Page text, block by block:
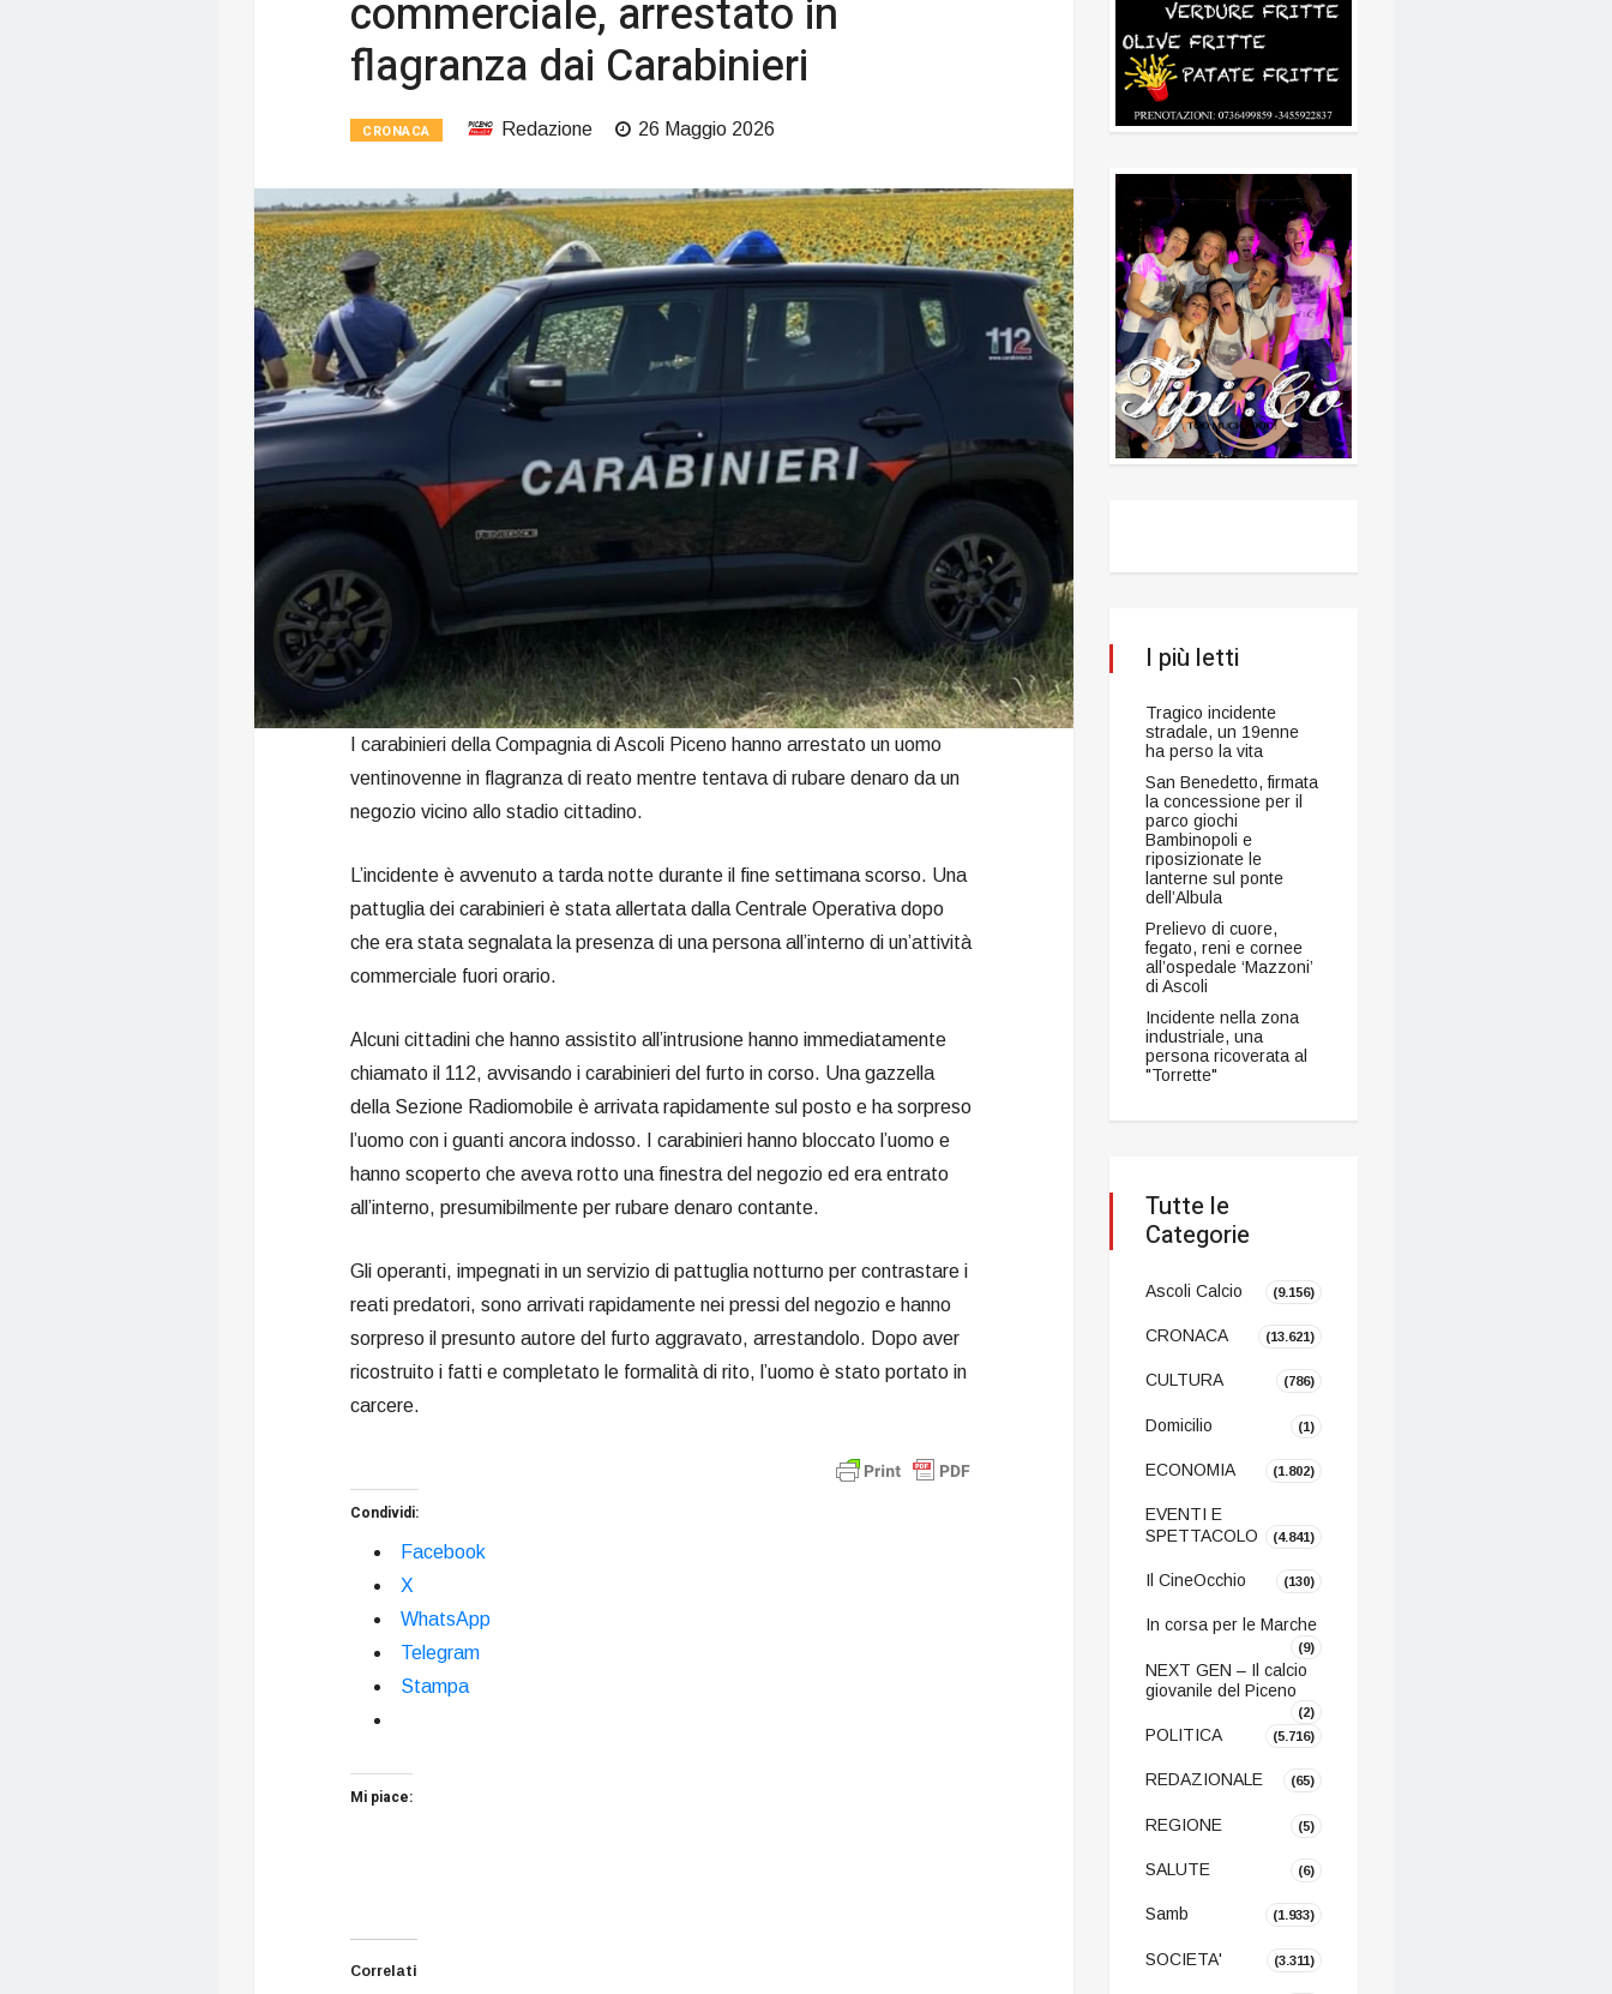
commerciale, arrestato in
flagranza dai Carabinieri
CRONACA Redazione 26 Maggio 2026
I carabinieri della Compagnia di Ascoli Piceno hanno arrestato un uomo
ventinovenne in flagranza di reato mentre tentava di rubare denaro da un
negozio vicino allo stadio cittadino.
L’incidente è avvenuto a tarda notte durante il fine settimana scorso. Una
pattuglia dei carabinieri è stata allertata dalla Centrale Operativa dopo
che era stata segnalata la presenza di una persona all’interno di un’attività
commerciale fuori orario.
Alcuni cittadini che hanno assistito all’intrusione hanno immediatamente
chiamato il 112, avvisando i carabinieri del furto in corso. Una gazzella
della Sezione Radiomobile è arrivata rapidamente sul posto e ha sorpreso
l’uomo con i guanti ancora indosso. I carabinieri hanno bloccato l’uomo e
hanno scoperto che aveva rotto una finestra del negozio ed era entrato
all’interno, presumibilmente per rubare denaro contante.
Gli operanti, impegnati in un servizio di pattuglia notturno per contrastare i
reati predatori, sono arrivati rapidamente nei pressi del negozio e hanno
sorpreso il presunto autore del furto aggravato, arrestandolo. Dopo aver
ricostruito i fatti e completato le formalità di rito, l’uomo è stato portato in
carcere.
Condividi:
Facebook
X
WhatsApp
Telegram
Stampa
Mi piace:
Correlati
I più letti
Tragico incidente
stradale, un 19enne
ha perso la vita
San Benedetto, firmata
la concessione per il
parco giochi
Bambinopoli e
riposizionate le
lanterne sul ponte
dell’Albula
Prelievo di cuore,
fegato, reni e cornee
all’ospedale ‘Mazzoni’
di Ascoli
Incidente nella zona
industriale, una
persona ricoverata al
"Torrette"
Tutte le
Categorie
Ascoli Calcio (9.156)
CRONACA (13.621)
CULTURA (786)
Domicilio (1)
ECONOMIA (1.802)
EVENTI E
SPETTACOLO
(4.841)
Il CineOcchio (130)
In corsa per le Marche
(9)
NEXT GEN – Il calcio
giovanile del Piceno
(2)
POLITICA (5.716)
REDAZIONALE (65)
REGIONE (5)
SALUTE (6)
Samb (1.933)
SOCIETA' (3.311)